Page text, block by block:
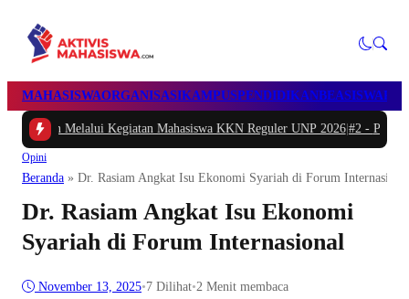
MAHASISWAORGANISASIKAMPUSPENDIDIKANBEASISWA
Kegiatan Mahasiswa KKN Reguler UNP 2026|#2 -Peduli Generasi
Opini
Beranda » Dr. Rasiam Angkat Isu Ekonomi Syariah di Forum
Dr. Rasiam Angkat Isu Ekonomi
Syariah di Forum Internasional
November 13, 2025•7 Dilihat•2 Menit membaca